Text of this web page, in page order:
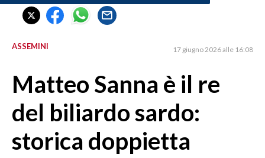
CAGLIARI
SULCIS IGLESIENTE
ORISTANO E PROVINCIA
GALLURA
NUORO E PROVINCIA
OGLIASTRA
ASSEMINI 17 giugno 2026 alle 16:08
Matteo Sanna è il re
del biliardo sardo:
storica doppietta